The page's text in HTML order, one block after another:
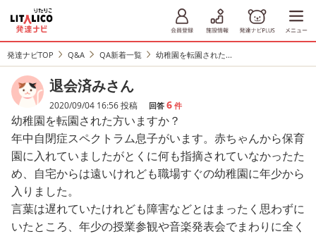
発達ナビTOP Q&A QA新着一覧 幼稚園を転園された...
退会済みさん
2020/09/04 16:56 投稿 回答 6 件
幼稚園を転園された方いますか？
年中自閉症スペクトラム息子がいます。赤ちゃんから保育
園に入れていましたがとくに何も指摘されていなかったた
め、自宅からは遠いけれども職場すぐの幼稚園に年少から
入りました。
言葉は遅れていたけれども障害などとはまったく思わずに
いたところ、年少の授業参観や音楽発表会でまわりに全く